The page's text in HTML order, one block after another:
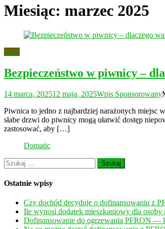
Miesiąc: marzec 2025
Dom
Bezpieczeństwo w piwnicy –
14 marca, 202512 maja, 2025Wpis Sponsorowany
Piwnica to jedno z najbardziej narażonych miejsc
słabe drzwi do piwnicy mogą ułatwić dostęp
zastosować, aby […]
Domatic
Szukaj:
Ostatnie wpisy
Czy dochód decyduje o dofinansowaniu z
Ile wynosi dodatek mieszkaniowy dla osoby
Dofinansowanie do ogrzewania PFRON —